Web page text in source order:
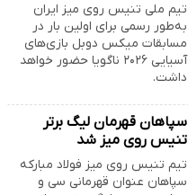
تیم ملی تنیس روی میز ایران
به‌طور رسمی برای اولین بار در
مسابقات میکس دوبل بازی‌های
آسیایی ۲۰۲۶ ناگویا حضور خواهد
داشت.
سپاهان قهرمان لیگ برتر
تنیس روى میز شد
تیم تنیس روی میز فولاد مبارکه
سپاهان عنوان قهرمانی سی و